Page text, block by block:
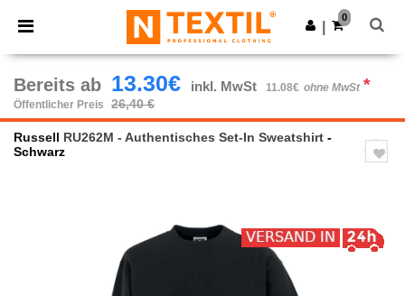
× Ntextil App
Bessere Preise in der App!
App holen
0
Bereits ab 13.30€ inkl. MwSt 11.08€ ohne MwSt *
Öffentlicher Preis 26,40 €
Russell RU262M - Authentisches Set-In Sweatshirt -
Schwarz